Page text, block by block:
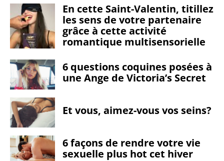
En cette Saint-Valentin, titillez
les sens de votre partenaire
grâce à cette activité
romantique multisensorielle
6 questions coquines posées à
une Ange de Victoria’s Secret
Et vous, aimez-vous vos seins?
6 façons de rendre votre vie
sexuelle plus hot cet hiver